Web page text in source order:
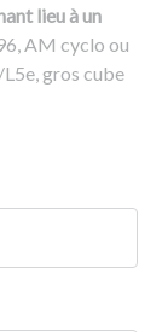
lieu à un
AM cyclo ou
gros cube